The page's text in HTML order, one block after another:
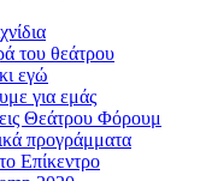
του θεάτρου
εγώ
για εμάς
Θεάτρου Φόρουμ
προγράμματα
Επίκεντρο